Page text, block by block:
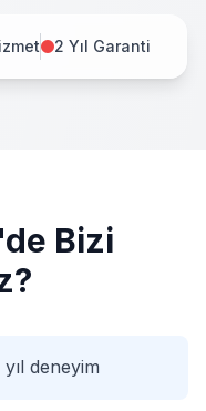
2 Yıl Garanti
'de Bizi
deneyim